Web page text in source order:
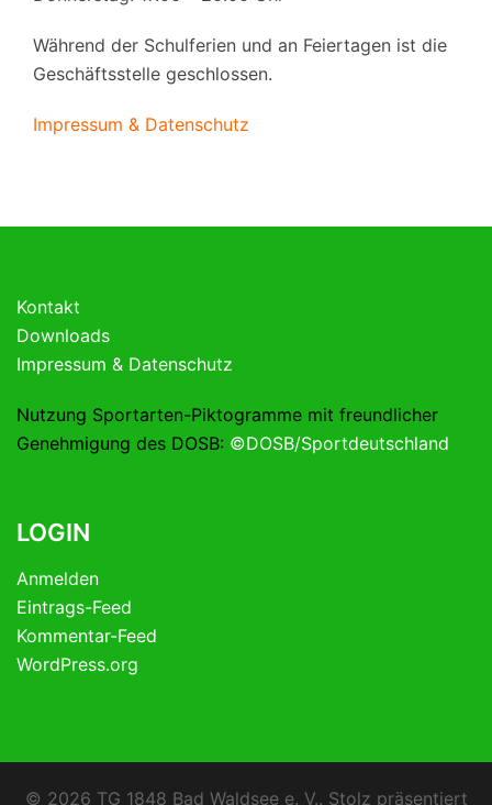
Während der Schulferien und an Feiertagen ist die
Geschäftsstelle geschlossen.
Impressum & Datenschutz
Kontakt
Downloads
Impressum & Datenschutz
Nutzung Sportarten-Piktogramme mit freundlicher
Genehmigung des DOSB: ©DOSB/Sportdeutschland
LOGIN
Anmelden
Eintrags-Feed
Kommentar-Feed
WordPress.org
© 2026 TG 1848 Bad Waldsee e. V.. Stolz präsentiert